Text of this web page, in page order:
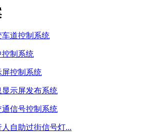
车道控制系统
控制系统
控制系统
示屏发布系统
信号控制系统
自助过街信号灯...